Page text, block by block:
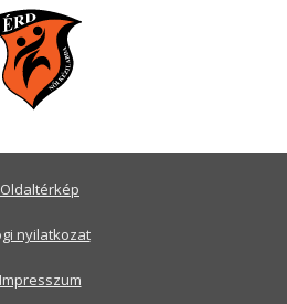
Oldaltérkép
nyilatkozat
Impresszum